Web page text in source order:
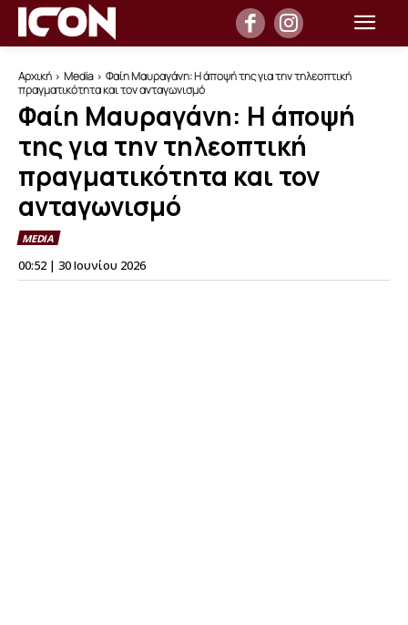
Αρχική Media
Φαίη Μαυραγάνη: Η άποψή της για την τηλεοπτική
πραγματικότητα και τον ανταγωνισμό
Φαίη Μαυραγάνη: Η άποψή
της για την τηλεοπτική
πραγματικότητα και τον
ανταγωνισμό
MEDIA
00:52 | 30 Ιουνίου 2026